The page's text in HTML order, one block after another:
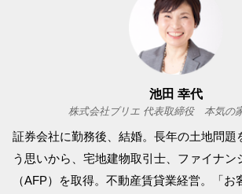
池田 幸代
株式会社ブリエ 代表取締役 本気の
証券会社に勤務後、結婚。長年の土地問題
う思いから、宅地建物取引士、ファイナン
（AFP）を取得。不動産賃貸業経営。「お